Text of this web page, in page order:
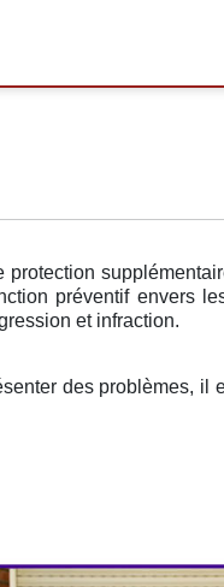
protection
préventif envers
et infraction.
des problèmes, il